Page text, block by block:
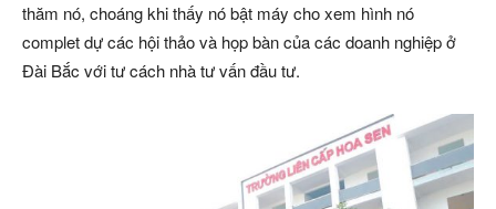
thăm nó, choáng khi thấy nó bật máy cho xem hình nó
complet dự các hội thảo và họp bàn của các doanh nghiệp ở
Đài Bắc với tư cách nhà tư vấn đầu tư.